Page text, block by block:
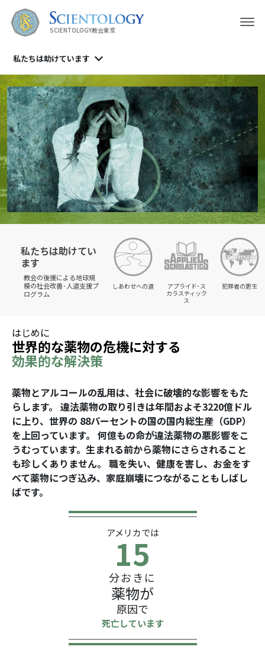
SCIENTOLOGY教会東京
私たちは助けています
私たちは助けてい
ます
教会の後援による地球規
模の社会改善･人道支援プ
ログラム
しあわせへの道
アプライド･ス
カラスティック
ス
犯罪者の更生
はじめに
世界的な薬物の危機に対する
効果的な解決策
薬物とアルコールの乱用は、社会に破壊的な影響をもた
らします。 違法薬物の取り引きは年間およそ3220億ドル
に上り、世界の 88パーセントの国の国内総生産（GDP）
を上回っています。 何億もの命が違法薬物の悪影響をこ
うむっています。生まれる前から薬物にさらされること
も珍しくありません。 職を失い、健康を害し、お金をす
べて薬物につぎ込み、家庭崩壊につながることもしばし
ばです。
アメリカでは
15
分おきに
薬物が
原因で
死亡しています